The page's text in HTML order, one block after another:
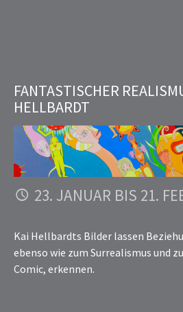
FANTASTISCHER
HELLBARDT
23. JANUAR BIS 21.
Kai Hellbardts Bilder lassen
ebenso wie zum Surrealismus und
Comic, erkennen.